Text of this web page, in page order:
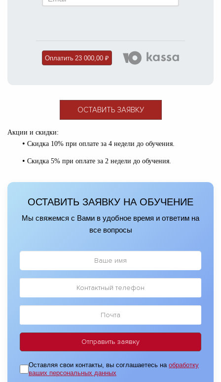
Оплатить 23 000,00 ₽
ОСТАВИТЬ ЗАЯВКУ
Акции и скидки:
• Скидка 10% при оплате за 4 недели до обучения.
• Скидка 5% при оплате за 2 недели до обучения.
ОСТАВИТЬ ЗАЯВКУ НА ОБУЧЕНИЕ
Мы свяжемся с Вами в удобное время и ответим на
все вопросы
Оставляя свои контакты, вы соглашаетесь на обработку
ваших персональных данных